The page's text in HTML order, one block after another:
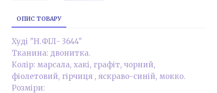
ОПИС ТОВАРУ
Худі "Н.ФІЛ- 3644"
Тканина: двонитка.
Колір: марсала, хакі, графіт, чорний,
фіолетовий, гірчиця , яскраво-синій, мокко.
Розміри: